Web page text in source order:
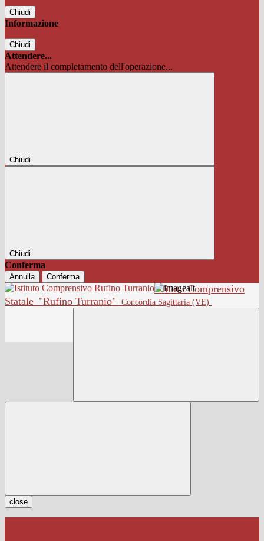
Chiudi
Informazione
Chiudi
Attendere...
Attendere il completamento dell'operazione...
Chiudi
Chiudi
Conferma
Annulla Conferma
Istituto Comprensivo
Statale "Rufino Turranio" Concordia Sagittaria (VE)
close